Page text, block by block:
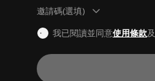
邀請碼(選填)
我已閱讀並同意使用條款及